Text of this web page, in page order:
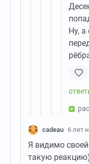
Ну, а
cadeau 6 лет
Я видимо
такую